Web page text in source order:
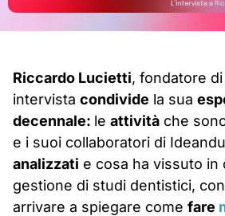
Riccardo Lucietti, fondatore
intervista condivide la sua
decennale: le attività che
e i suoi collaboratori di
analizzati e cosa ha vissuto in
gestione di studi dentistici,
arrivare a spiegare come fare